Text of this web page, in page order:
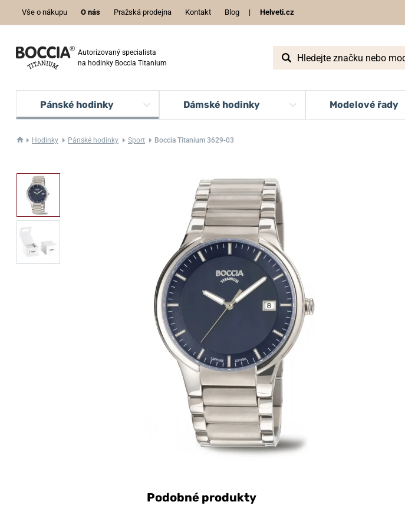
Vše o nákupu O nás Pražská prodejna Kontakt Blog | Helveti.cz
Autorizovaný specialista
na hodinky Boccia Titanium
Pánské hodinky Dámské hodinky Modelové řady
Hodinky Pánské hodinky Sport Boccia Titanium 3629-03
Podobné produkty